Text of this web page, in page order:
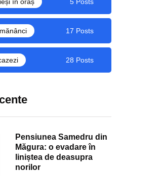
17 Posts
28 Posts
Pensiunea Samedru din
Măgura: o evadare în
liniștea de deasupra
norilor